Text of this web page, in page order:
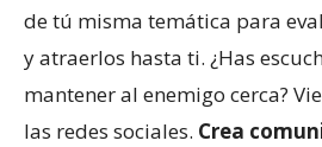
de tú misma temática para
y atraerlos hasta ti. ¿Has
mantener al enemigo cerca?
las redes sociales. Crea